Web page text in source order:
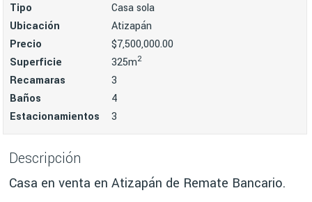
Tipo
Casa sola
Ubicación
Atizapán
Precio
$7,500,000.00
Superficie
325m2
Recamaras
3
Baños
4
Estacionamientos
3
Descripción
Casa en venta en Atizapán de Remate Bancario.